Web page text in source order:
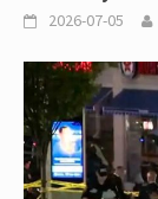
2026-07-05